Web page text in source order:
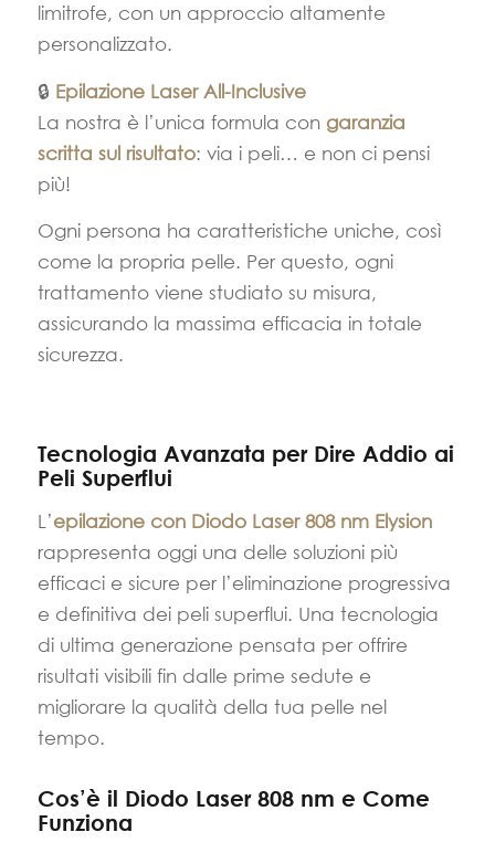
limitrofe, con un approccio altamente
personalizzato.
🔒 Epilazione Laser All-Inclusive
La nostra è l’unica formula con garanzia
scritta sul risultato: via i peli… e non ci pensi
più!
Ogni persona ha caratteristiche uniche, così
come la propria pelle. Per questo, ogni
trattamento viene studiato su misura,
assicurando la massima efficacia in totale
sicurezza.
Tecnologia Avanzata per Dire Addio ai
Peli Superflui
L’epilazione con Diodo Laser 808 nm Elysion
rappresenta oggi una delle soluzioni più
efficaci e sicure per l’eliminazione progressiva
e definitiva dei peli superflui. Una tecnologia
di ultima generazione pensata per offrire
risultati visibili fin dalle prime sedute e
migliorare la qualità della tua pelle nel
tempo.
Cos’è il Diodo Laser 808 nm e Come
Funziona